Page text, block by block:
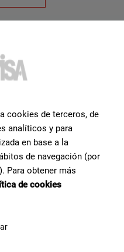
Porcellanato
cookies de terceros, de
analíticos y para
en base a la
de navegación (por
Para obtener más
de cookies